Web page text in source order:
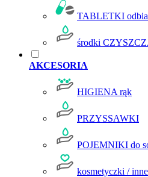
TABLETKI
środki
AKCESORIA
HIGIENA rąk
PRZYSSAWKI
POJEMNIKI do
kosmetyczki / inne